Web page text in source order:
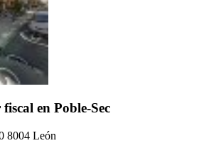
en Poble-Sec
8004 León